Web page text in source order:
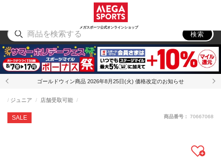
メガスポーツ公式オンラインショップ
アウトドア
検索
ゴールドウィン商品 2026年8月25日(火) 価格改定のお知らせ
SALE
ジュニア 店舗受取可能
商品番号： 70667068